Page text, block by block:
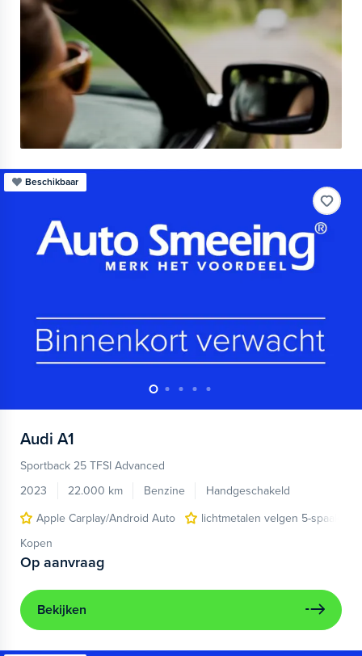
Beschikbaar
Audi A1
Sportback 25 TFSI Advanced
2023
22.000 km Benzine
Handgeschakeld
Apple Carplay/Android Auto
lichtmetalen velgen 5-spaaks
Kopen
Op aanvraag
Bekijken